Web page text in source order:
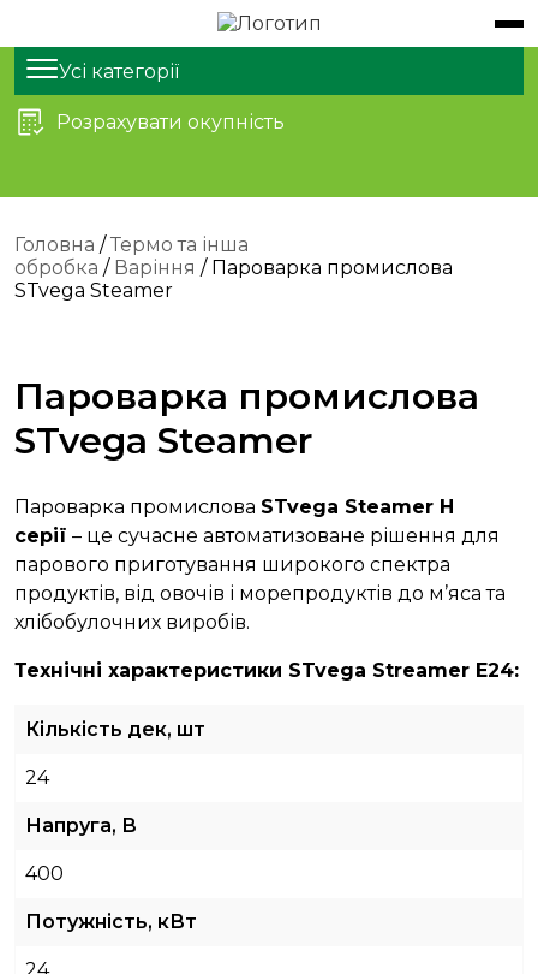
Обладнання
Послуги
Контакти
Усі категорії
Розрахувати окупність
Головна /Термо та інша
обробка / Варіння / Пароварка промислова
STvega Steamer
Пароварка промислова
STvega Steamer
Пароварка промислова STvega Steamer H
серії – це сучасне автоматизоване рішення для
парового приготування широкого спектра
продуктів, від овочів і морепродуктів до м’яса та
хлібобулочних виробів.
Технічні характеристики STvega Streamer E24:
Кількість дек, шт
24
Напруга, В
400
Потужність, кВт